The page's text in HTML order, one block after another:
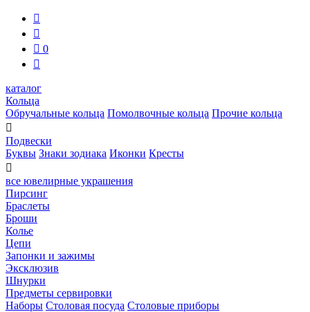


 0

каталог
Кольца
Обручальные кольца Помолвочные кольца Прочие кольца

Подвески
Буквы Знаки зодиака Иконки Кресты

все ювелирные украшения
Пирсинг
Браслеты
Броши
Колье
Цепи
Запонки и зажимы
Эксклюзив
Шнурки
Предметы сервировки
Наборы Столовая посуда Столовые приборы